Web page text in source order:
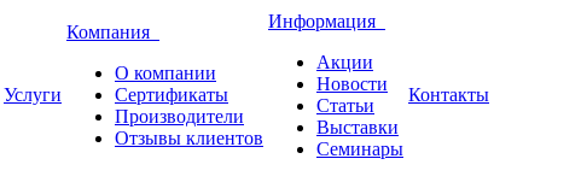
Услуги
Компания
О компании
Сертификаты
Производители
Отзывы клиентов
Информация
Акции
Новости
Статьи
Выставки
Семинары
Контакты